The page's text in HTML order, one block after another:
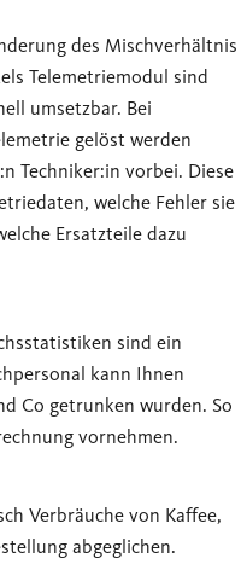
des Mischverhältnis
Telemetriemodul sind
umsetzbar. Bei
gelöst werden
Techniker:in vorbei. Diese
welche Fehler sie
Ersatzteile dazu
sind ein
kann Ihnen
Co getrunken wurden. So
vornehmen.
Verbräuche von Kaffee,
abgeglichen.